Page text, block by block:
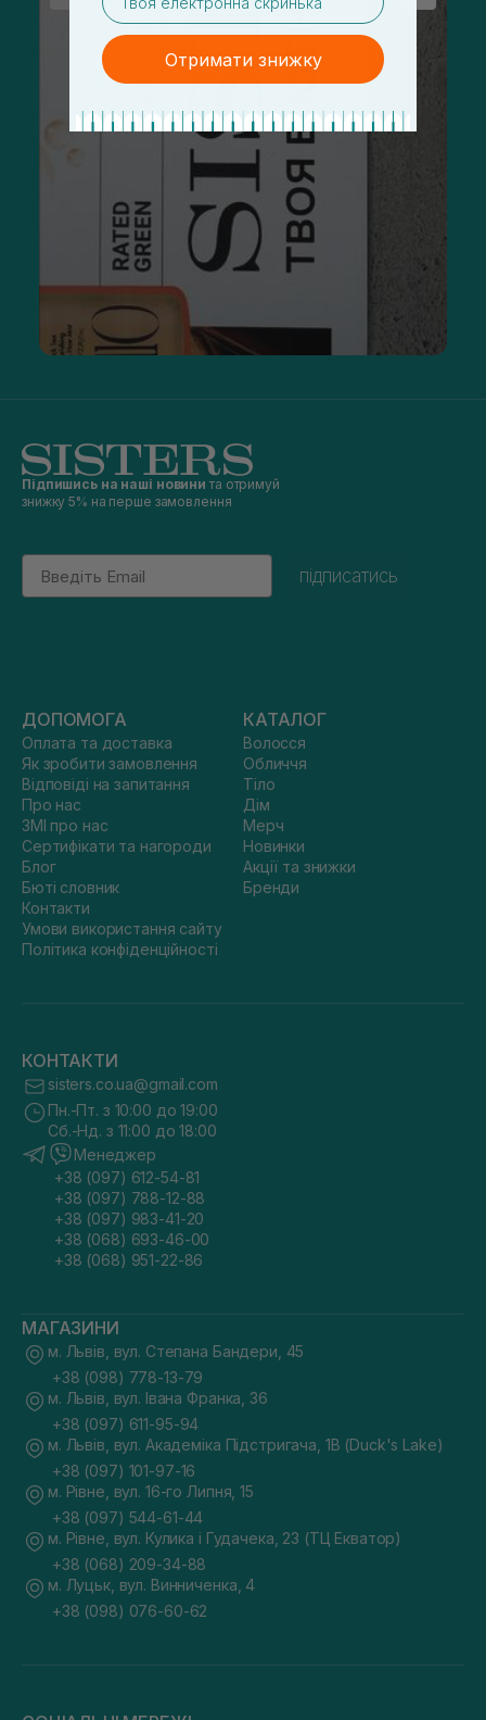
Підпишись на наші новини та отримуй
знижку 5% на перше замовлення
Email
підписатись
ДОПОМОГА
Оплата та доставка
Як зробити замовлення
Відповіді на запитання
Про нас
ЗМІ про нас
Сертифікати та нагороди
Блог
Бюті словник
Контакти
Умови використання сайту
Політика конфіденційності
КАТАЛОГ
Волосся
Обличчя
Тіло
Дім
Мерч
Новинки
Акції та знижки
Бренди
КОНТАКТИ
sisters.co.ua@gmail.com
Пн.-Пт. з 10:00 до 19:00
Сб.-Нд. з 11:00 до 18:00
Менеджер
+38 (097) 612-54-81
+38 (097) 788-12-88
+38 (097) 983-41-20
+38 (068) 693-46-00
+38 (068) 951-22-86
МАГАЗИНИ
м. Львів, вул. Степана Бандери, 45
+38 (098) 778-13-79
м. Львів, вул. Івана Франка, 36
+38 (097) 611-95-94
м. Львів, вул. Академіка Підстригача, 1В (Duck's Lake)
+38 (097) 101-97-16
м. Рівне, вул. 16-го Липня, 15
+38 (097) 544-61-44
м. Рівне, вул. Кулика і Гудачека, 23 (ТЦ Екватор)
+38 (068) 209-34-88
м. Луцьк, вул. Винниченка, 4
+38 (098) 076-60-62
Отримати знижку